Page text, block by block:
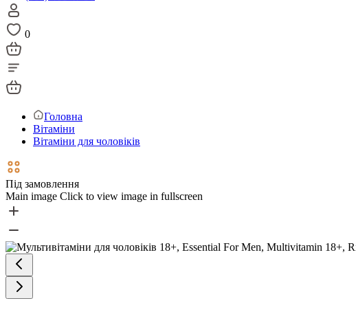
0
Головна
Вітаміни
Вітаміни для чоловіків
Під замовлення
Main image Click to view image in fullscreen